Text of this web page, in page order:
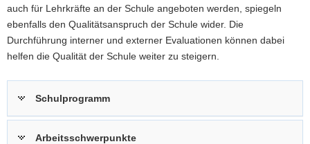
e
n
d
e
i
g
o
n
m
a
t
i
auch für Lehrkräfte an der Schule angeboten werden, spiegeln
ebenfalls den Qualitätsanspruch der Schule wider. Die
Durchführung interner und externer Evaluationen können dabei
helfen die Qualität der Schule weiter zu steigern.
Schulprogramm
Arbeitsschwerpunkte